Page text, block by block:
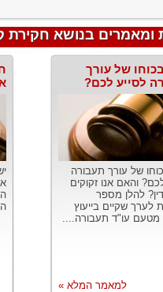
ומאמרים בנושא חקירת
של עורך
לסייע לכם?
של עורך תעבורה
והאם אנו זקוקים
להלן מספר
לערך שקיים בייעוץ
מטעם עו"ד תעבורה....
למאמר המלא »